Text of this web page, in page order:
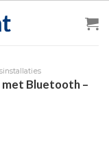
met Bluetooth –